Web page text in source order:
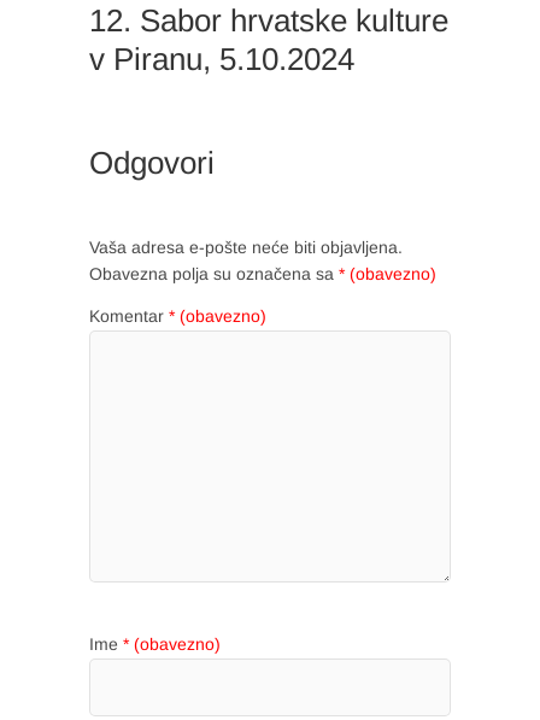
12. Sabor hrvatske kulture
v Piranu, 5.10.2024
Odgovori
Vaša adresa e-pošte neće biti objavljena.
Obavezna polja su označena sa * (obavezno)
Komentar * (obavezno)
Ime * (obavezno)